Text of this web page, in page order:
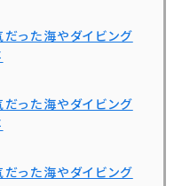
った海やダイビング
った海やダイビング
った海やダイビング